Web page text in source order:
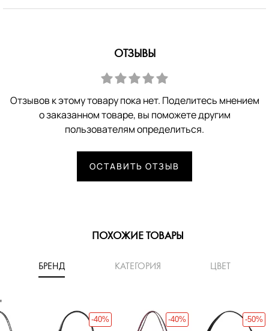
ОТЗЫВЫ
Отзывов к этому товару пока нет. Поделитесь мнением
о заказанном товаре, вы поможете другим
пользователям определиться.
ОСТАВИТЬ ОТЗЫВ
ПОХОЖИЕ ТОВАРЫ
БРЕНД КАТЕГОРИЯ ЦВЕТ
'
-40% -40% -50%